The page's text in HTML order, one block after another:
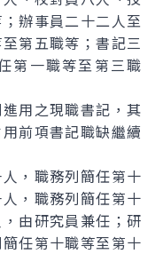
辦事員二十二人至
第五職等；書記三
第一職等至第三職
用之現職書記，其
前項書記職缺繼續
，職務列簡任第十
，職務列簡任第十
由研究員兼任；研
任第十職等至第十